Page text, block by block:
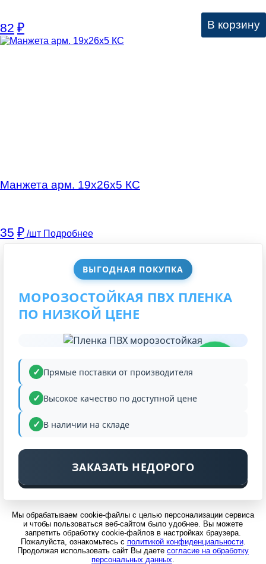
ВЫГОДНАЯ ПОКУПКА
МОРОЗОСТОЙКАЯ ПВХ ПЛЕНКА
ПО НИЗКОЙ ЦЕНЕ
Прямые поставки от производителя
Высокое качество по доступной цене
В наличии на складе
ЗАКАЗАТЬ НЕДОРОГО
82 ₽ В корзину
Манжета арм. 19х26х5 КC
35 ₽ /шт Подробнее
Мы обрабатываем cookie-файлы с целью персонализации сервиса
и чтобы пользоваться веб-сайтом было удобнее. Вы можете
запретить обработку cookie-файлов в настройках браузера.
Пожалуйста, ознакомьтесь с политикой конфиденциальности.
Продолжая использовать сайт Вы даете согласие на обработку
персональных данных.